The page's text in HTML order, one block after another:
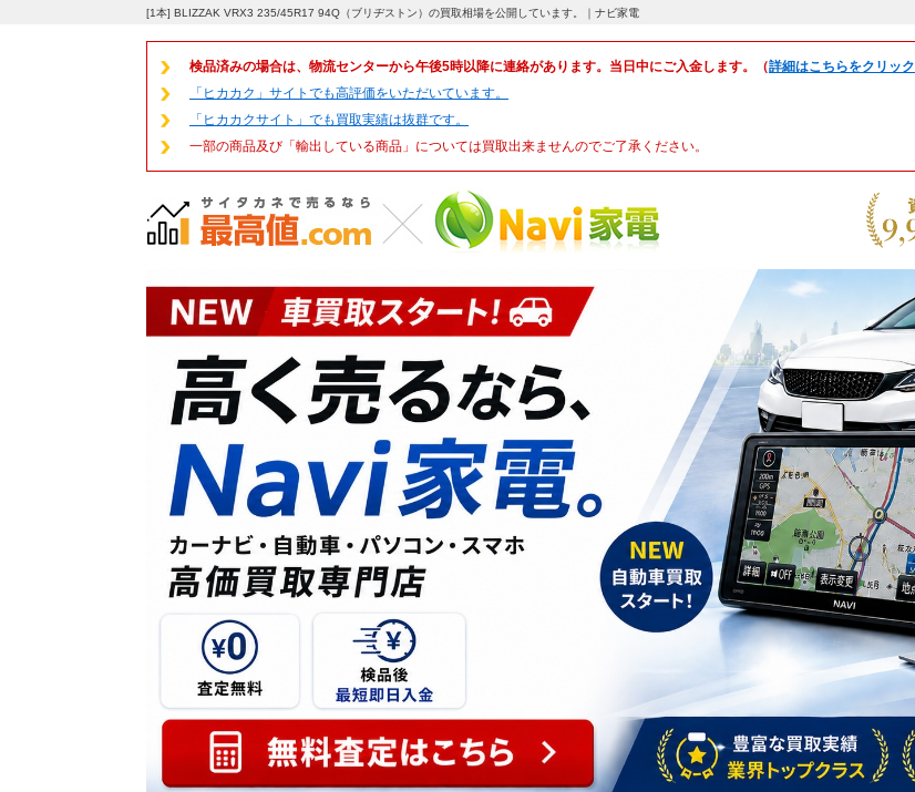
[1本] BLIZZAK VRX3 235/45R17 94Q（ブリヂストン）の買取相場を公開しています。｜ナビ家電
検品済みの場合は、物流センターから午後5時以降に連絡があります。当日中にご入金します。（詳細はこちらをクリック
「ヒカカク」サイトでも高評価をいただいています。
「ヒカカクサイト」でも買取実績は抜群です。
一部の商品及び「輸出している商品」については買取出来ませんのでご了承ください。